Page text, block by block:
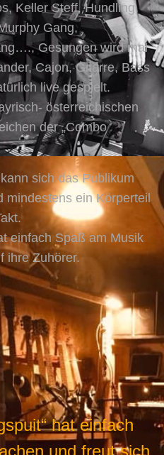
Keller Steff, Hundling,
Gang,
Gesungen wird mal
Cajon, Gitarre, Bass
live gespielt.
österreichischen
der „Combo
sich das Publikum
mindestens ein Körperteil
einfach Spaß am Musik
ihre Zuhörer.
hat einfach
und freut sich